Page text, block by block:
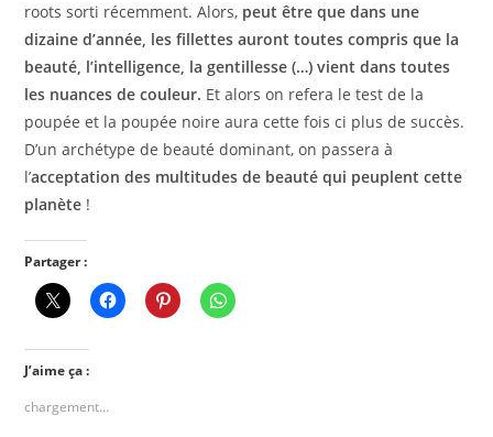
roots sorti récemment. Alors, peut être que dans une
dizaine d’année, les fillettes auront toutes compris que la
beauté, l’intelligence, la gentillesse (…) vient dans toutes
les nuances de couleur. Et alors on refera le test de la
poupée et la poupée noire aura cette fois ci plus de succès.
D’un archétype de beauté dominant, on passera à
l’acceptation des multitudes de beauté qui peuplent cette
planète !
Partager :
J’aime ça :
chargement…